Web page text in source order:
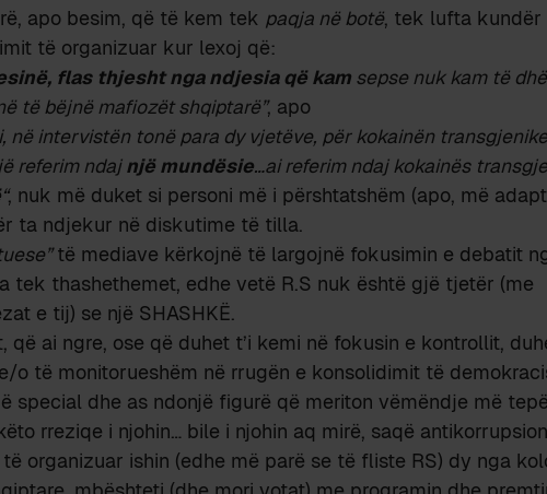
apo besim, që të kem tek paqja në botë, tek lufta kundër
të organizuar kur lexoj që:
flas thjesht nga ndjesia që kam sepse nuk kam të
të bëjnë mafiozët shqiptarë”, apo
në intervistën tonë para dy vjetëve, për kokainën
referim ndajnjë mundësie…ai referim ndaj kokainës
“, nuk më duket si personi më i përshtatshëm (apo, më
ta ndjekur në diskutime të tilla.
të mediave kërkojnë të largojnë fokusimin e debatit
tek thashethemet, edhe vetë R.S nuk është gjë tjetër (me
e tij) se një SHASHKË.
që ai ngre, ose që duhet t’i kemi në fokusin e kontrollit,
o të monitorueshëm në rrugën e konsolidimit të
special dhe as ndonjë figurë që meriton vëmëndje më
rreziqe i njohin… bile i njohin aq mirë, saqë
organizuar ishin (edhe më parë se të fliste RS) dy nga